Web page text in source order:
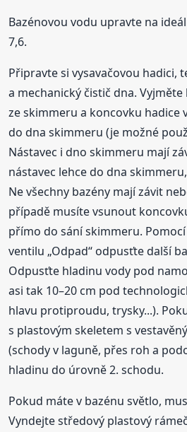
Bazénovou vodu upravte na
7,6.
Připravte si vysavačovou hadici,
a mechanický čistič dna.
ze skimmeru a koncovku hadice
do dna skimmeru (je možné
Nástavec i dno skimmeru mají
nástavec lehce do dna
Ne všechny bazény mají závit
případě musíte vsunout
přímo do sání skimmeru.
ventilu „Odpad“ odpusťte další
Odpusťte hladinu vody pod
asi tak 10–20 cm pod
hlavu protiproudu, trysky...).
s plastovým skeletem s
(schody v laguně, přes roh a
hladinu do úrovně 2. schodu.
Pokud máte v bazénu světlo,
Vyndejte středový plastový